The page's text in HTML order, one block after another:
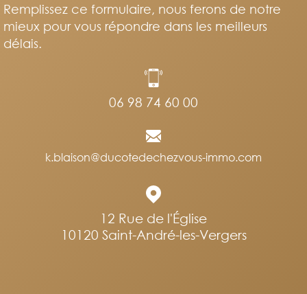
Remplissez ce formulaire, nous ferons de notre
mieux pour vous répondre dans les meilleurs
délais.
06 98 74 60 00
k.blaison@ducotedechezvous-immo.com
12 Rue de l'Église
10120
Saint-André-les-Vergers